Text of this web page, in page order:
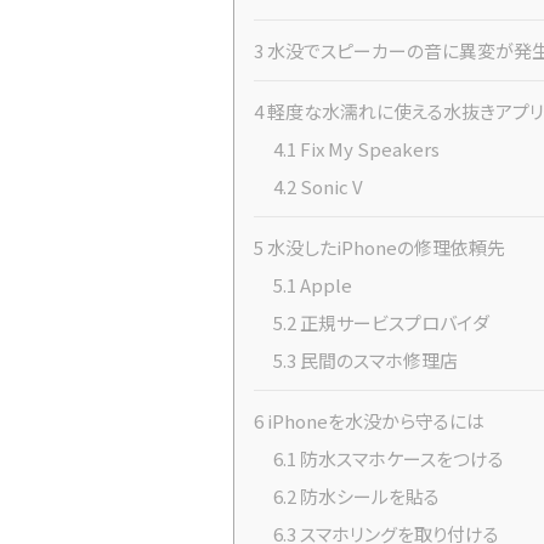
3 水没でスピーカーの音に異変が発
4軽度な水濡れに使える水抜きアプリ
4.1 Fix My Speakers
4.2 Sonic V
5 水没したiPhoneの修理依頼先
5.1 Apple
5.2 正規サービスプロバイダ
5.3 民間のスマホ修理店
6iPhoneを水没から守るには
6.1 防水スマホケースをつける
6.2 防水シールを貼る
6.3 スマホリングを取り付ける